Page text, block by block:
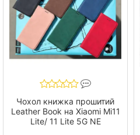
Чохол книжка прошитий
Leather Book на Xiaomi Mi11
Lite/ 11 Lite 5G NE